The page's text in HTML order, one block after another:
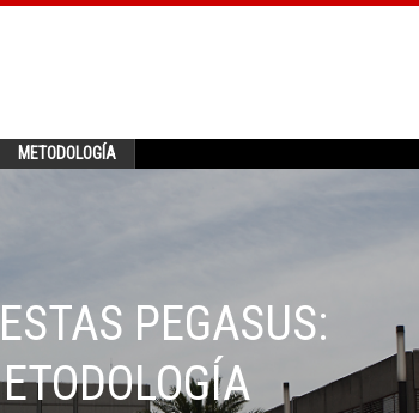
METODOLOGÍA
PEGASUS: